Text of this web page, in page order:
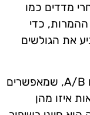
מדדים כמו
כדי
את הגולשים
באמצעות כלי ניתוח, ניתן לבצע ניסויים A/B, שמאפשרים
איזו מהן